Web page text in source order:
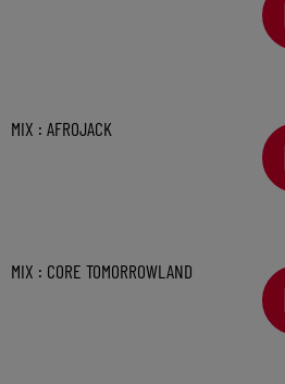
MIX : AFROJACK
MIX : CORE TOMORROWLAND